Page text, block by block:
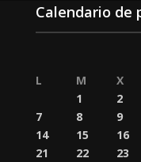
Calendario de
L
M X
1
2
7
8 9
14
15 16
21
22 23